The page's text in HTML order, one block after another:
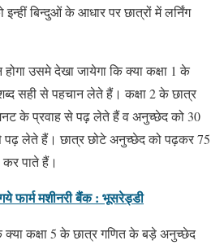
बिन्दुओं के आधार पर छात्रों में लर्निंग
उसमे देखा जायेगा कि क्या कक्षा 1 के
सही से पहचान लेते हैं। कक्षा 2 के छात्र
के प्रवाह से पढ़ लेते हैं व अनुच्छेद को 30
पढ़ लेते हैं। छात्र छोटे अनुच्छेद को पढ़कर 75
पाते हैं।
फार्म मशीनरी बैंक : भूसरेड्डी
क्या कक्षा 5 के छात्र गणित के बड़े अनुच्छेद